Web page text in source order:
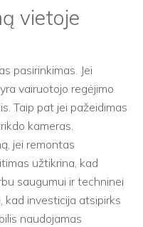
vietoje
pasirinkimas. Jei
vairuotojo regėjimo
Taip pat jei pažeidimas
kameras.
jei remontas
užtikrina, kad
saugumui ir techninei
kad investicija atsipirks
naudojamas